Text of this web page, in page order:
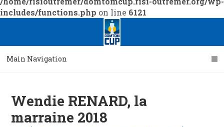
includes/functions.php on line 6121
navigation
content
Main Navigation
Wendie RENARD, la
marraine 2018